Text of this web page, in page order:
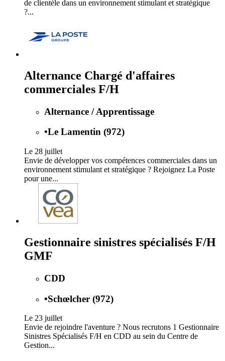
de clientèle dans un environnement stimulant et stratégique
?...
Alternance Chargé d'affaires
commerciales F/H
Alternance / Apprentissage
•Le Lamentin (972)
Le 28 juillet
Envie de développer vos compétences commerciales dans un
environnement stimulant et stratégique ? Rejoignez La Poste
pour une...
Gestionnaire sinistres spécialisés F/H
GMF
CDD
•Schœlcher (972)
Le 23 juillet
Envie de rejoindre l'aventure ? Nous recrutons 1 Gestionnaire
Sinistres Spécialisés F/H en CDD au sein du Centre de
Gestion...